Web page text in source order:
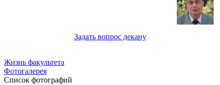
Задать вопрос декану
Жизнь факультета
Фотогалерея
Список фотографий